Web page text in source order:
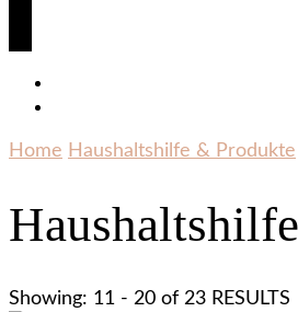
Home Haushaltshilfe & Produkte
Showing: 11 - 20 of 23 RESULTS